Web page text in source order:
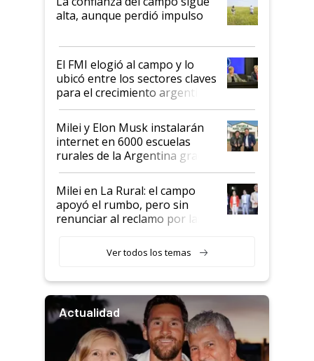
Juan Félix Rossetti, el libertario
que de una dura crisis salió
de Milei
alta, aunque perdió impulso
El FMI elogió al campo y lo
ubicó entre los sectores claves
para el crecimiento argentino
Milei y Elon Musk instalarán
internet en 6000 escuelas
rurales de la Argentina gracias
a un acuerdo con Starlink
Milei en La Rural: el campo
apoyó el rumbo, pero sin
renunciar al reclamo por las
Ver todos los temas
Actualidad